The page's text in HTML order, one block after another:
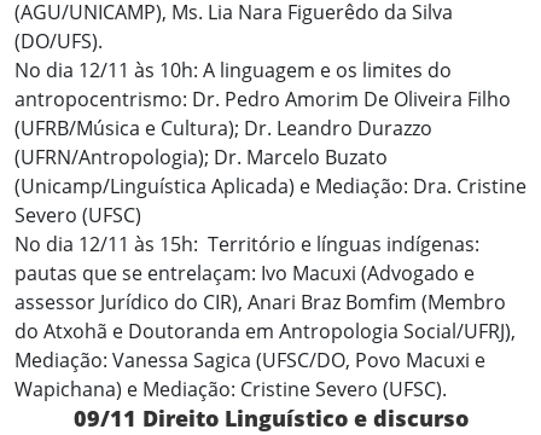
(AGU/UNICAMP), Ms. Lia Nara Figuerêdo da Silva
(DO/UFS).
No dia 12/11 às 10h: A linguagem e os limites do
antropocentrismo: Dr. Pedro Amorim De Oliveira Filho
(UFRB/Música e Cultura); Dr. Leandro Durazzo
(UFRN/Antropologia); Dr. Marcelo Buzato
(Unicamp/Linguística Aplicada) e Mediação: Dra. Cristine
Severo (UFSC)
No dia 12/11 às 15h: Território e línguas indígenas:
pautas que se entrelaçam: Ivo Macuxi (Advogado e
assessor Jurídico do CIR), Anari Braz Bomfim (Membro
do Atxohã e Doutoranda em Antropologia Social/UFRJ),
Mediação: Vanessa Sagica (UFSC/DO, Povo Macuxi e
Wapichana) e Mediação: Cristine Severo (UFSC).
09/11 Direito Linguístico e discurso